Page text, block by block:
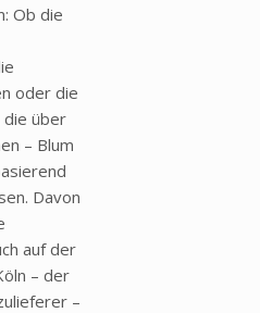
Ob die
oder die
die über
– Blum
Davon
auf der
– der
–